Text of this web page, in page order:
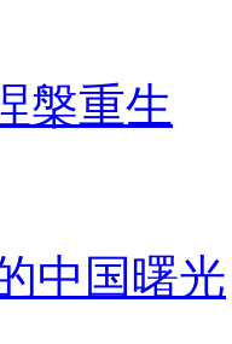
槃重生
中国曙光